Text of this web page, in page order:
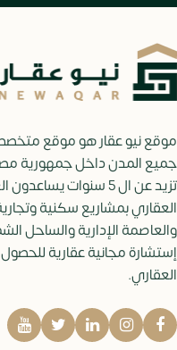
موقع نيو عقار هو موقع
جميع المدن داخل جمهورية
تزيد عن ال 5 سنوات
العقاري بمشاريع سكنية
والعاصمة الإدارية والساحل
إستشارة مجانية عقارية
العقاري.